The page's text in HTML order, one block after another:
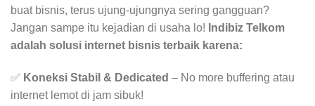
buat bisnis, terus ujung-ujungnya sering gangguan?
Jangan sampe itu kejadian di usaha lo! Indibiz Telkom
adalah solusi internet bisnis terbaik karena:
✅ Koneksi Stabil & Dedicated – No more buffering atau
internet lemot di jam sibuk!